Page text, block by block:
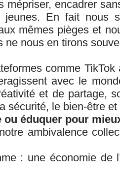
mépriser, encadrer
En fait nous
mêmes pièges et
ne nous en tirons
comme
avec le
et de partage,
sécurité, le bien-être
ou éduquer pour
ambivalence
: une économie de